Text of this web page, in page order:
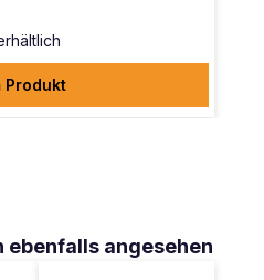
Produkt
ebenfalls angesehen